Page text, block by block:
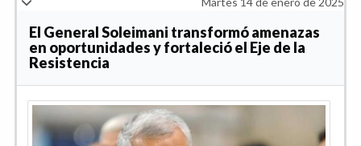
El General Soleimani transformó amenazas
en oportunidades y fortaleció el Eje de la
Resistencia